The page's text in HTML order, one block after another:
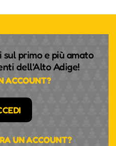
sul primo e più amato
dell'Alto Adige!
ACCOUNT?
UN ACCOUNT?